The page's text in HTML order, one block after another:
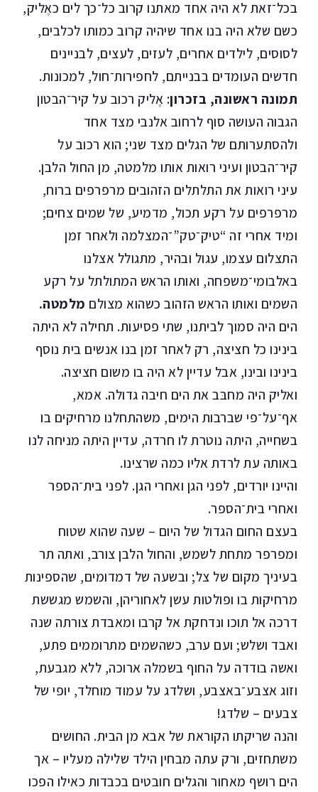
בכל־זאת לא היה אחד מאתנו קרוב כל־כך לים כאֶליק,
כשם שלא היה בנו אחד שיהיה קרוב כמותו לכלבים,
לסוסים, לילדים אחרים, לעזים, לעצים, לבניינים
חדשים העומדים בבנייתם, לחפירות־חול, למכונות.
תמונה ראשונה, בזכרון: אֶליק רכוב על קיר־הבטון
הגבוה העושה סוף לרחוב אלנבי מצד אחד
ולהסתערותם של הגלים מצד שני; הוא רכוב על
קיר־הבטון ועיני רואות אותו מלמטה, מן החול הלבן.
עיני רואות את התלתלים הזהובים מרפרפים ברוח,
מרפרפים על רקע תכול, מדמיע, של שמים צחים;
ומיד אחרי זה “טיק־טק”־המצלמה ולאחר זמן
התצלום עצמו, עגול ובהיר, מתגולל אצלנו
באלבומי־משפחה, ואותו הראש המתולתל על רקע
השמים ואותו הראש הזהוב כשהוא מצולם מלמטה.
הים היה סמוך לביתנו, שתי פסיעות. תחילה לא היתה
בינינו כל חציצה, רק לאחר זמן בנו אנשים בית נוסף
בינינו ובינו, אבל עדיין לא היה בו משום חציצה.
ואליק היה מחבּב את הים חיבה גדולה. אמא,
אף־על־פי שברבות הימים, משהתחלנו מרחיקים בו
בשחייה, היתה נוטרת לו חרדה, עדיין היתה מניחה לנו
באותה עת לרדת אליו כמה שרצינו.
והיינו יורדים, לפני הגן ואחרי הגן. לפני בית־הספר
ואחרי בית־הספר.
בעצם החום הגדול של היום – שעה שהוא שטוח
ומפרפר מתחת לשמש, והחול הלבן צורב, ואתה תר
בעיניך מקום של צל; ובשעה של דמדומים, שהספינות
מרחיקות בו ופולטות עשן לאחוריהן, והשמש מגששת
דרכה אל תוכו ונדחקת אל קרבו ומאבדת צורתה שנה
ואבד ושלש; ועם ערב, כשהשמים מתרוממים פתע,
ואשה בודדה על החוף בשמלה ארוכה, ללא מגבעת,
וזוג אצבע־באצבע, ושלדג על עמוד מוחלד, יופי של
צבעים – שלדג!
והנה שריקתו הקוראת של אבא מן הבית. החושים
משתחזים, ורק עתה מבחין הילד שלילה מעליו – אך
הים רושף מאחור והגלים חובטים בכבדות כאילו הפכו